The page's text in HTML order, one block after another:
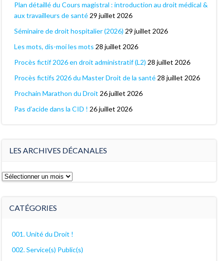
Plan détaillé du Cours magistral : introduction au droit médical &
aux travailleurs de santé 29 juillet 2026
Séminaire de droit hospitalier (2026) 29 juillet 2026
Les mots, dis-moi les mots 28 juillet 2026
Procès fictif 2026 en droit administratif (L2) 28 juillet 2026
Procès fictifs 2026 du Master Droit de la santé 28 juillet 2026
Prochain Marathon du Droit 26 juillet 2026
Pas d’acide dans la CID ! 26 juillet 2026
LES ARCHIVES DÉCANALES
Les
CATÉGORIES
001. Unité du Droit !
002. Service(s) Public(s)